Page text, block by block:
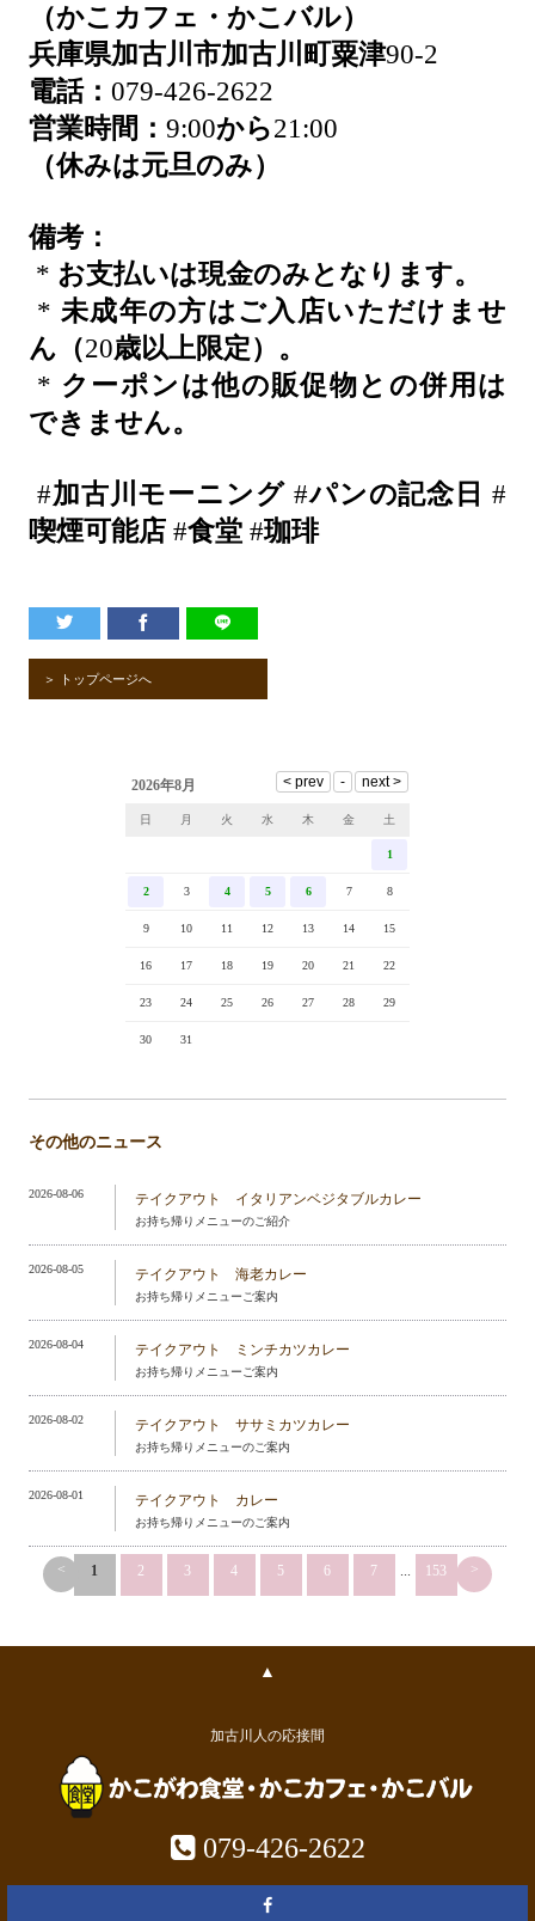
（かこカフェ・かこバル）
兵庫県加古川市加古川町粟津90-2
電話： 079-426-2622
営業時間： 9:00から21:00
（休みは元旦のみ）
備考：
* お支払いは現金のみとなります。
* 未成年の方はご入店いただけませ
ん（20歳以上限定）。
* クーポンは他の販促物との併用は
できません。
#加古川モーニング#パンの記念日 #
喫煙可能店 #食堂 #珈琲
＞ トップページへ
2026年8月
日 月 火 水 木 金 土
1
2 3 4 5 6 7 8
9 10 11 12 13 14 15
16 17 18 19 20 21 22
23 24 25 26 27 28 29
30 31
その他のニュース
2026-08-06 テイクアウト イタリアンベジタブルカレー
お持ち帰りメニューのご紹介
2026-08-05 テイクアウト 海老カレー
お持ち帰りメニューご案内
2026-08-04 テイクアウト ミンチカツカレー
お持ち帰りメニューご案内
2026-08-02 テイクアウト ササミカツカレー
お持ち帰りメニューのご案内
2026-08-01 テイクアウト カレー
お持ち帰りメニューのご案内
< 1 2 3 4 5 6 7 ... 153 >
▲
加古川人の応接間
079-426-2622